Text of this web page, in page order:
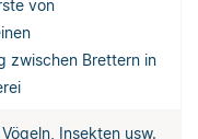
von
zwischen Brettern in
Insekten usw.